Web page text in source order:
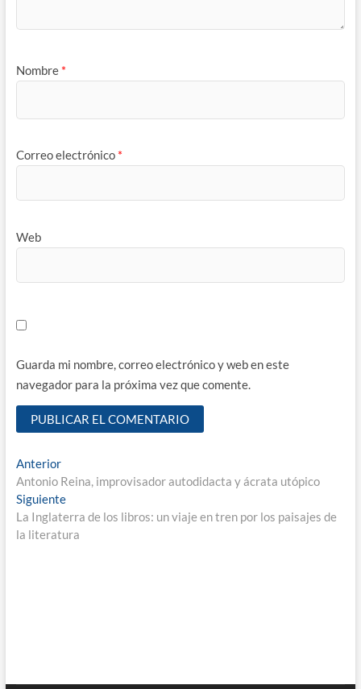
Nombre *
Correo electrónico *
Web
Guarda mi nombre, correo electrónico y web en este
navegador para la próxima vez que comente.
Navegación
de
entradas
AnteriorEntrada
anterior:
Antonio Reina, improvisador autodidacta y ácrata utópico
SiguienteEntrada
siguiente:
La Inglaterra de los libros: un viaje en tren por los paisajes de
la literatura